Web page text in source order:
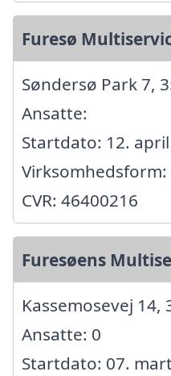
Furesø
Søndersø Park 7,
Ansatte:
Startdato: 12.
CVR: 46400216
Furesøens
Kassemosevej 14,
Ansatte: 0
Startdato: 07.